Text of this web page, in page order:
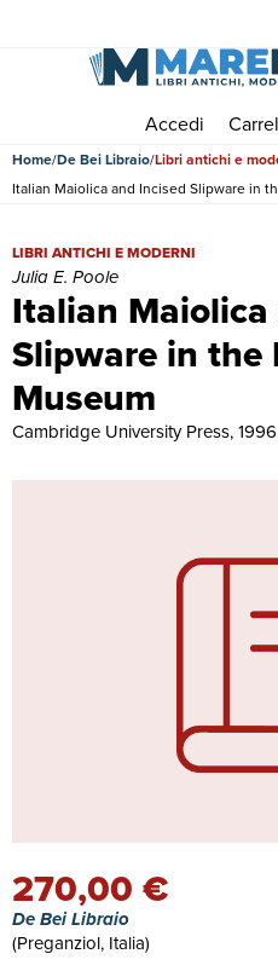
Accedi
Home De Bei Libraio Libri antichi e
Italian Maiolica and Incised Slipware in
Italian
Slipware in the
Museum
Italian Maiolica and Incised
LIBRI ANTICHI E MODERNI
Julia E. Poole
Cambridge University Press, 1996
270,00 €
De Bei Libraio
(Preganziol, Italia)